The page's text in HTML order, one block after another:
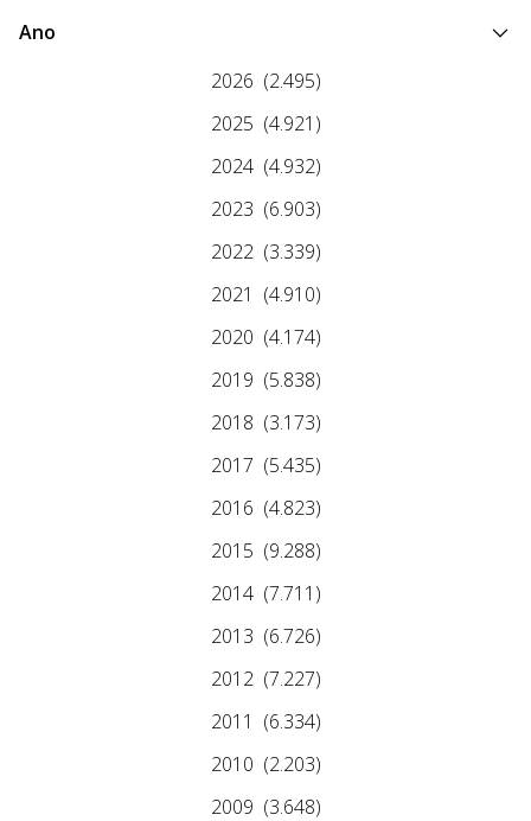
Ano
2026 (2.495)
2025 (4.921)
2024 (4.932)
2023 (6.903)
2022 (3.339)
2021 (4.910)
2020 (4.174)
2019 (5.838)
2018 (3.173)
2017 (5.435)
2016 (4.823)
2015 (9.288)
2014 (7.711)
2013 (6.726)
2012 (7.227)
2011 (6.334)
2010 (2.203)
2009 (3.648)